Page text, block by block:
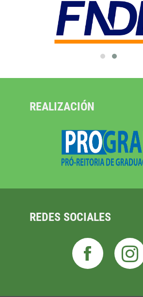
REALIZACIÓN
REDES SOCIALES